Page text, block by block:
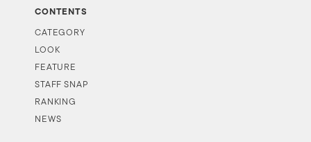
CONTENTS
CATEGORY
LOOK
FEATURE
STAFF SNAP
RANKING
NEWS